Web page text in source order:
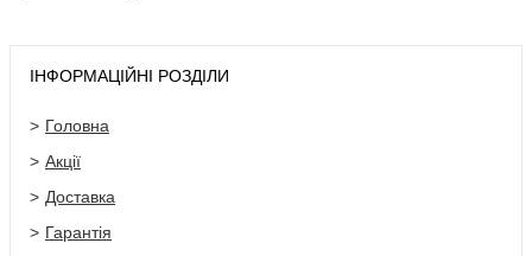
ІНФОРМАЦІЙНІ РОЗДІЛИ
Головна
Акції
Доставка
Гарантія